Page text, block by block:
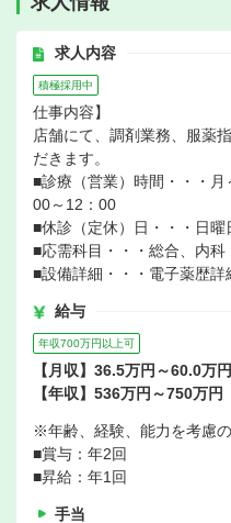
求人内容
積極採用中
仕事内容】
店舗にて、調剤業務、服薬
だきます。
■診療（営業）時間・・・月
00～12：00
■休診（定休）日・・・日曜
■応需科目・・・総合、内科
■設備詳細・・・電子薬歴詳
給与
年収700万円以上可
【月収】36.5万円～60.0万円
【年収】536万円～750万円
※年齢、経験、能力を考慮
■賞与：年2回
■昇給：年1回
手当